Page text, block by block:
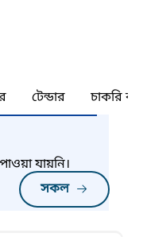
টেন্ডার চাকরি
সকল
যায়নি।